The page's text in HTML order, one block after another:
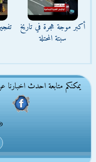
أكبر موجة هجرة في تاريخ
سبتة المحتلة
يمكنكم متابعة احدث